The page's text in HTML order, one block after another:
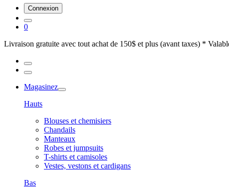
Connexion
0
Livraison gratuite avec tout achat de 150$ et plus (avant taxes) *
Magasinez
Hauts
Blouses et chemisiers
Chandails
Manteaux
Robes et jumpsuits
T-shirts et camisoles
Vestes, vestons et cardigans
Bas